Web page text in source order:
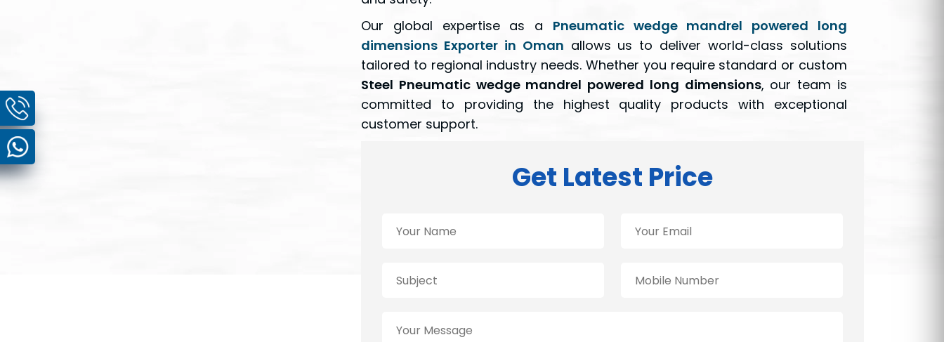
Our global expertise as a Pneumatic wedge mandrel powered long
dimensions Exporter in Oman allows us to deliver world-class solutions
tailored to regional industry needs. Whether you require standard or custom
Steel Pneumatic wedge mandrel powered long dimensions, our team is
committed to providing the highest quality products with exceptional
customer support.
Get Latest Price